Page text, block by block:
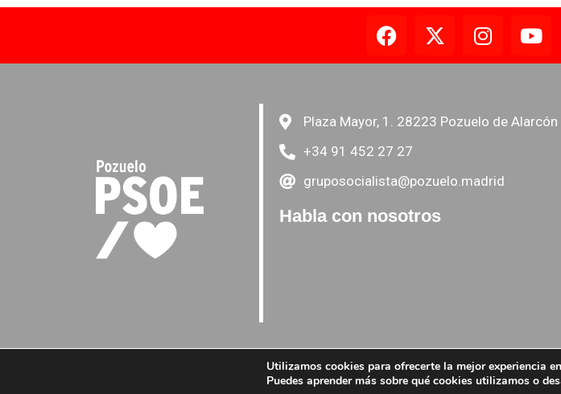
Plaza Mayor, 1. 28223 Pozuelo de Alarcón
+34 91 452 27 27
gruposocialista@pozuelo.madrid
Habla con nosotros
Utilizamos cookies para ofrecerte la mejor experiencia
Puedes aprender más sobre qué cookies utilizamos o